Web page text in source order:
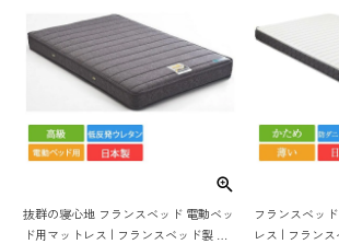
抜群の寝心地 フランスベッド 電動ベッ
ド用マットレス | フランスベッド製 マ
フランスベッ
レス | フランス